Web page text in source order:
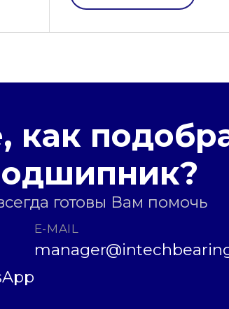
как
готовы Вам помочь
E-MAIL